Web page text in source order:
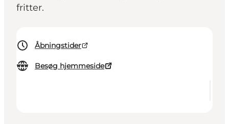
fritter.
Åbningstider
Besøg hjemmeside